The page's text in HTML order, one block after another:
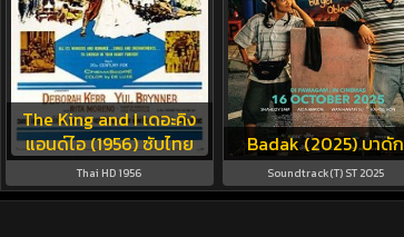
The King and I เดอะคิง
แอนด์ไอ (1956) ซับไทย
Thai HD 1956
Badak (2025) บาดัก
Soundtrack(T) ST 2025